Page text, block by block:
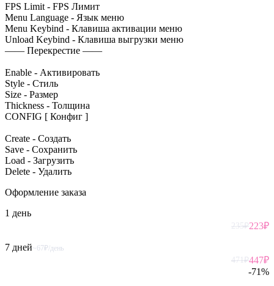
FPS Limit - FPS Лимит
Menu Language - Язык меню
Menu Keybind - Клавиша активации меню
Unload Keybind - Клавиша выгрузки меню
—— Перекрестие ——
Enable - Активировать
Style - Стиль
Size - Размер
Thickness - Толщина
CONFIG [ Конфиг ]
Create - Создать
Save - Сохранить
Load - Загрузить
Delete - Удалить
Оформление заказа
1 день
235₽223₽
7 дней~67₽/день
471₽447₽
-71%